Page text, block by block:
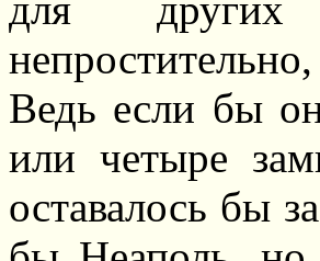
для других
Ведь если бы
или четыре
оставалось бы